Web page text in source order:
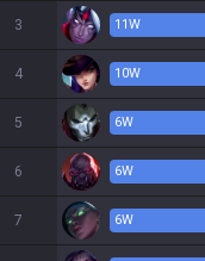
3 11W
4 10W
5 6W
6 6W
7 6W